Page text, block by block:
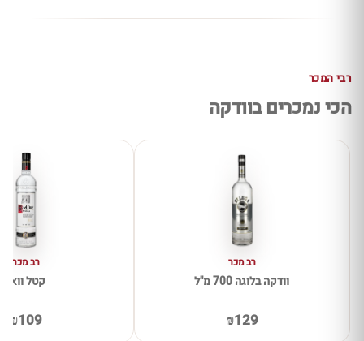
רבי המכר
הכי נמכרים בוודקה
רב מכר
וודקה בלוגה 700 מ"ל
₪129
רב מכר
קטל וואן
₪109